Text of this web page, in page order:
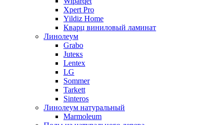
Xpert Pro
Yildiz Home
Кварц виниловый ламинат
Линолеум
Grabo
Juteкs
Lentex
LG
Sommer
Tarkett
Sinteros
Линолеум натуральный
Marmoleum